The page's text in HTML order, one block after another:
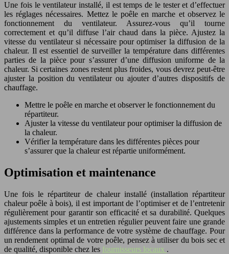
Une fois le ventilateur installé, il est temps de le tester et d’effectuer
les réglages nécessaires. Mettez le poêle en marche et observez le
fonctionnement du ventilateur. Assurez-vous qu’il tourne
correctement et qu’il diffuse l’air chaud dans la pièce. Ajustez la
vitesse du ventilateur si nécessaire pour optimiser la diffusion de la
chaleur. Il est essentiel de surveiller la température dans différentes
parties de la pièce pour s’assurer d’une diffusion uniforme de la
chaleur. Si certaines zones restent plus froides, vous devrez peut-être
ajuster la position du ventilateur ou ajouter d’autres dispositifs de
chauffage.
Mettre le poêle en marche et observer le fonctionnement du
répartiteur.
Ajuster la vitesse du ventilateur pour optimiser la diffusion de
la chaleur.
Vérifier la température dans les différentes pièces pour
s’assurer que la chaleur est répartie uniformément.
Optimisation et maintenance
Une fois le répartiteur de chaleur installé (installation répartiteur
chaleur poêle à bois), il est important de l’optimiser et de l’entretenir
régulièrement pour garantir son efficacité et sa durabilité. Quelques
ajustements simples et un entretien régulier peuvent faire une grande
différence dans la performance de votre système de chauffage. Pour
un rendement optimal de votre poêle, pensez à utiliser du bois sec et
de qualité, disponible chez les fournisseurs locaux .